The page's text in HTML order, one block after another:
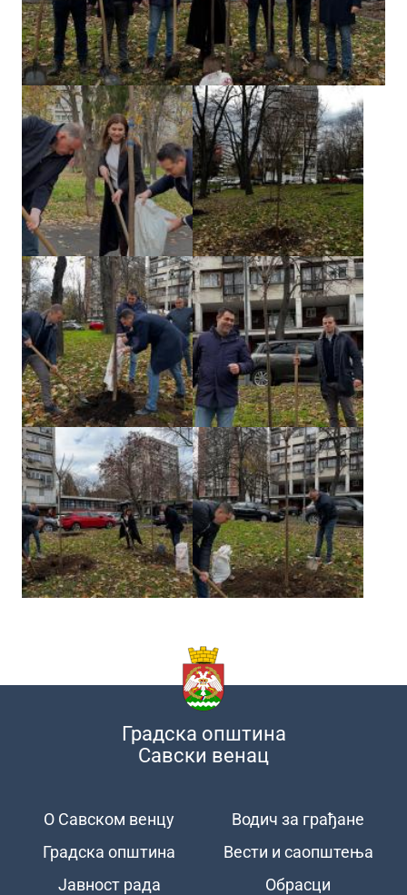
Градска општина
Савски венац
Подножје
О Савском венцу
Градска општина
Јавност рада
Водич за грађане
Вести и саопштења
Обрасци